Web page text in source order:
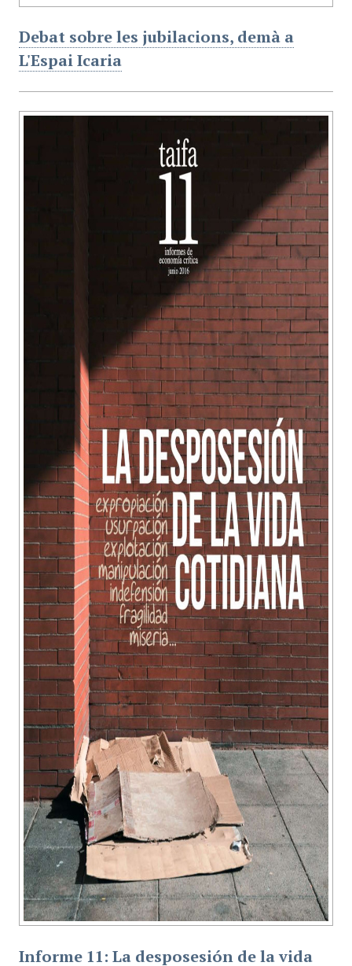
Debat sobre les jubilacions, demà a
L'Espai Icaria
Informe 11: La desposesión de la vida